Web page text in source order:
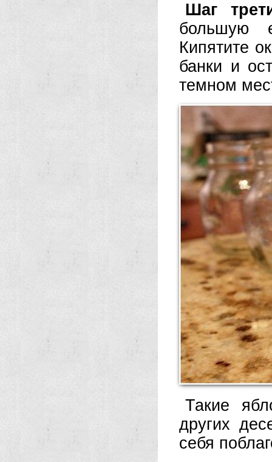
Шаг
большую
Кипятите
банки и
темном
Такие
других
себя